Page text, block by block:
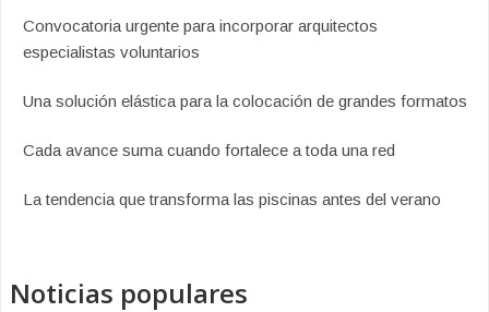
Convocatoria urgente para incorporar arquitectos
especialistas voluntarios
Una solución elástica para la colocación de grandes formatos
Cada avance suma cuando fortalece a toda una red
La tendencia que transforma las piscinas antes del verano
Noticias populares